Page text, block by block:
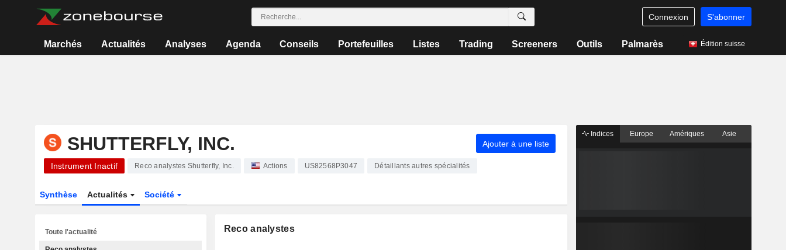
Connexion S'abonner
Marchés Actualités Analyses Agenda Conseils Portefeuilles Listes Trading Screeners Outils Palmarès Édition suisse
SHUTTERFLY, INC. Ajouter à une liste
Instrument Inactif Reco analystes Shutterfly, Inc. Actions US82568P3047 Détaillants autres spécialités
Synthèse Actualités Société
Reco analystes
Toute l'actualité
Indices Europe Amériques Asie